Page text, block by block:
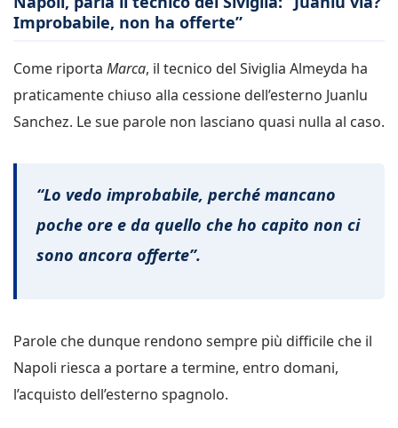
Improbabile, non ha offerte”
Come riporta Marca, il tecnico del Siviglia Almeyda ha
praticamente chiuso alla cessione dell’esterno Juanlu
Sanchez. Le sue parole non lasciano quasi nulla al caso.
“Lo vedo improbabile, perché mancano
poche ore e da quello che ho capito non ci
sono ancora offerte”.
Parole che dunque rendono sempre più difficile che il
Napoli riesca a portare a termine, entro domani,
l’acquisto dell’esterno spagnolo.